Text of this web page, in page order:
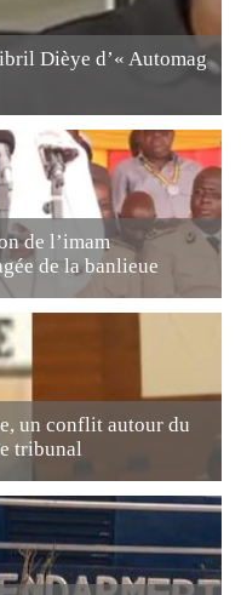
Dièye d’« Automag
de l’imam
de la banlieue
un conflit autour du
tribunal